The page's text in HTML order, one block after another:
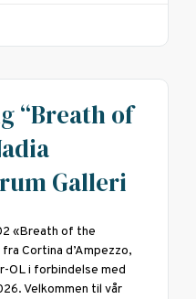
“Breath of
Galleri
«Breath of the
Cortina d’Ampezzo,
OL i forbindelse med
Velkommen til vår